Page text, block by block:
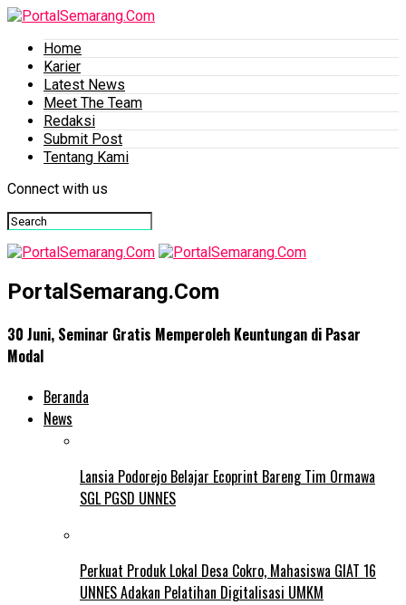
Home
Karier
Latest News
Meet The Team
Redaksi
Submit Post
Tentang Kami
Connect with us
PortalSemarang.Com
30 Juni, Seminar Gratis Memperoleh Keuntungan di Pasar
Modal
Beranda
News
Lansia Podorejo Belajar Ecoprint Bareng Tim Ormawa
SGL PGSD UNNES
Perkuat Produk Lokal Desa Cokro, Mahasiswa GIAT 16
UNNES Adakan Pelatihan Digitalisasi UMKM